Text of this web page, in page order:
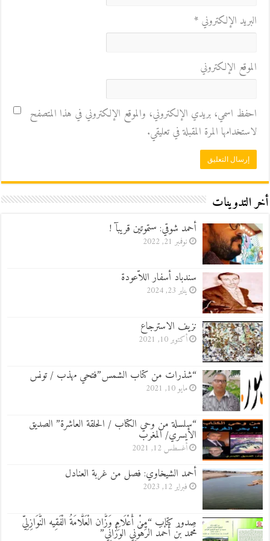
البريد الإلكتروني*
الموقع الإلكتروني
احفظ اسمي، بريدي الإلكتروني، والموقع الإلكتروني في هذا المتصفح
لاستخدامها المرة المقبلة في تعليقي.
أخر التدوينات
أحمد شوقي: ستموتين قريبآ !
نوفمبر 21, 2022
سندباد أسفار اللاّعودة
يناير 23, 2024
نزيف الاسترجاع
أكتوبر 10, 2021
“شذرات من كتاب الشمس”فتحي مهذب / تونس
مايو 10, 2021
“سلسلة من وحي الكتاب / الحلقة العاشرة” الصديق
الأيسري/ المغرب
أغسطس 12, 2021
أحمد الشيخاوي: فصل من غربة العنادل
فبراير 12, 2023
صدور كتاب “مِنْ أَعْلَامِ وَزَّان الْعَلَّامَةُ الْفَقِيه النَّوَازِلِيّ
مَحمد بْن أَحْمَد الرّهُونِي الوَزَّانِي”